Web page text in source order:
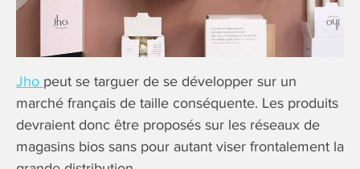
Jho peut se targuer de se développer sur un
marché français de taille conséquente. Les produits
devraient donc être proposés sur les réseaux de
magasins bios sans pour autant viser frontalement la